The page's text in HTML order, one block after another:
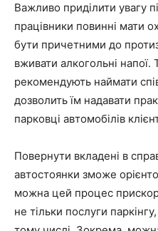
Важливо приділити увагу
працівники повинні мати
бути причетними до
вживати алкогольні напої.
рекомендують наймати
дозволить їм надавати
парковці автомобілів
Повернути вкладені в
автостоянки зможе
можна цей процес
не тільки послуги